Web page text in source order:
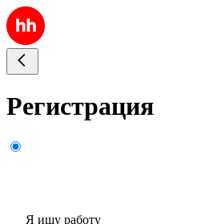
Регистрация
Я ищу работу